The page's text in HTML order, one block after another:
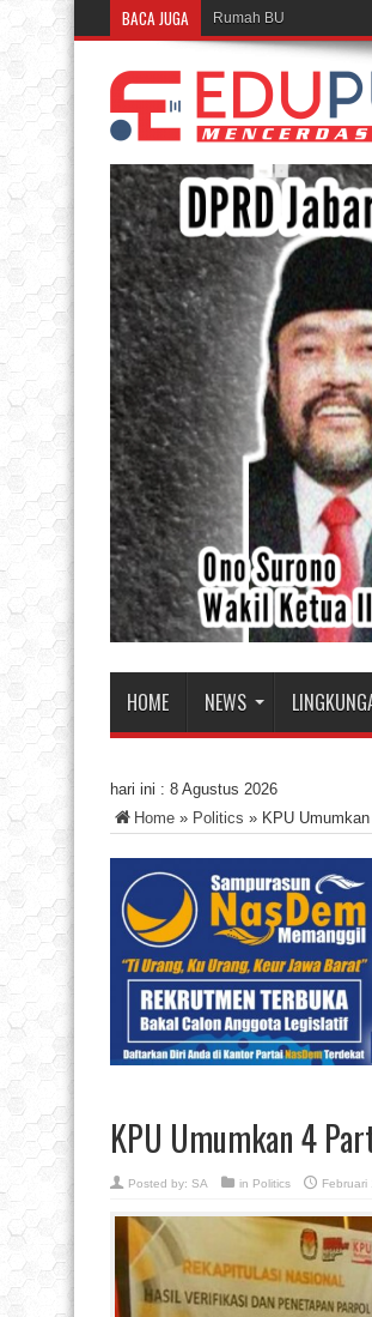
BACA JUGA Rumah BUMN BRI
HOME NEWS
hari ini : 8 Agustus 2026
Home » Politics » KPU
KPU Umumkan 4
Posted by: SA in Politics Februari